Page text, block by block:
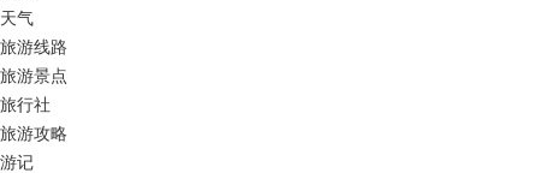
天气
旅游线路
旅游景点
旅行社
旅游攻略
游记